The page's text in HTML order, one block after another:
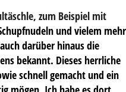
zum Beispiel mit
und vielem mehr
darüber hinaus die
bekannt. Dieses herrliche
schnell gemacht und ein